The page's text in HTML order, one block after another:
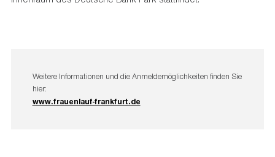
Weitere Informationen und die Anmeldemöglichkeiten finden Sie
hier:
www.frauenlauf-frankfurt.de